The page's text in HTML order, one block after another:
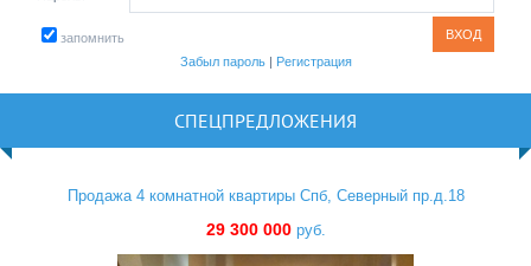
запомнить
Забыл пароль| Регистрация
СПЕЦПРЕДЛОЖЕНИЯ
Продажа 4 комнатной квартиры Спб, Северный пр.д.18
29 300 000руб.